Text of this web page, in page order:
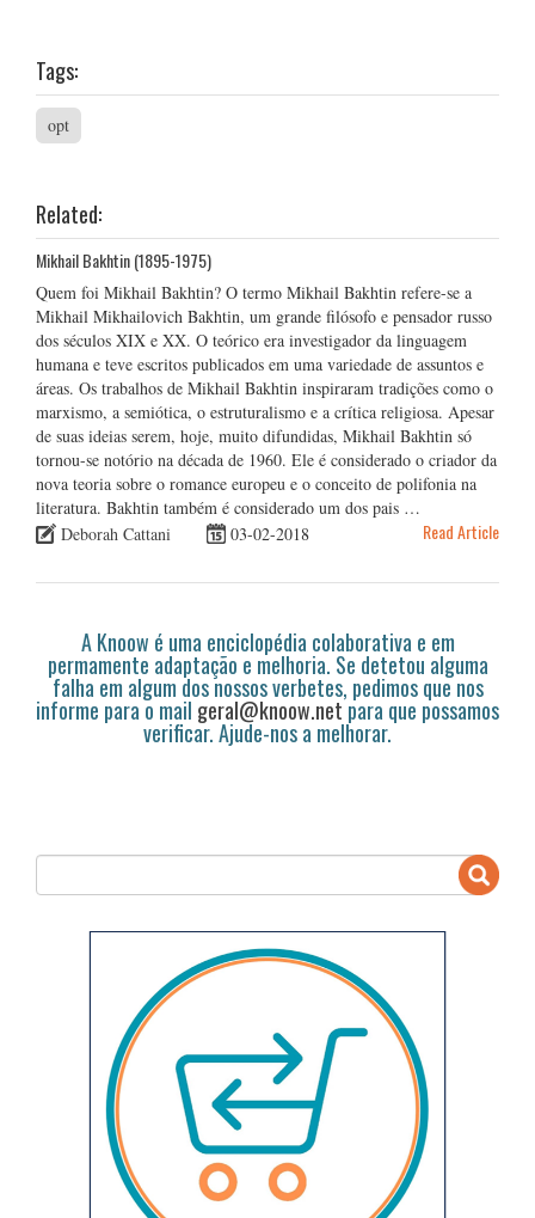
Tags:
opt
Related:
Mikhail Bakhtin (1895-1975)
Quem foi Mikhail Bakhtin? O termo Mikhail Bakhtin refere-se a
Mikhail Mikhailovich Bakhtin, um grande filósofo e pensador russo
dos séculos XIX e XX. O teórico era investigador da linguagem
humana e teve escritos publicados em uma variedade de assuntos e
áreas. Os trabalhos de Mikhail Bakhtin inspiraram tradições como o
marxismo, a semiótica, o estruturalismo e a crítica religiosa. Apesar
de suas ideias serem, hoje, muito difundidas, Mikhail Bakhtin só
tornou-se notório na década de 1960. Ele é considerado o criador da
nova teoria sobre o romance europeu e o conceito de polifonia na
literatura. Bakhtin também é considerado um dos pais …
Deborah Cattani
03-02-2018 Read Article
A Knoow é uma enciclopédia colaborativa e em
permamente adaptação e melhoria. Se detetou alguma
falha em algum dos nossos verbetes, pedimos que nos
informe para o mail geral@knoow.netpara que possamos
verificar. Ajude-nos a melhorar.